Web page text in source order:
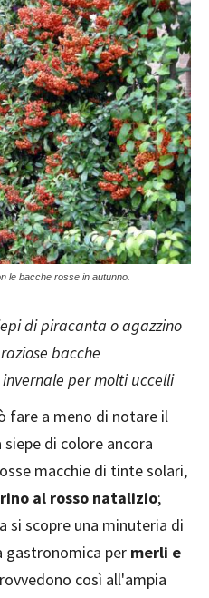
le bacche rosse in autunno.
di piracanta o agazzino
bacche
per molti uccelli
fare a meno di notare il
di colore ancora
macchie di tinte solari,
al rosso natalizio;
si scopre una minuteria di
gastronomica per merli e
così all'ampia